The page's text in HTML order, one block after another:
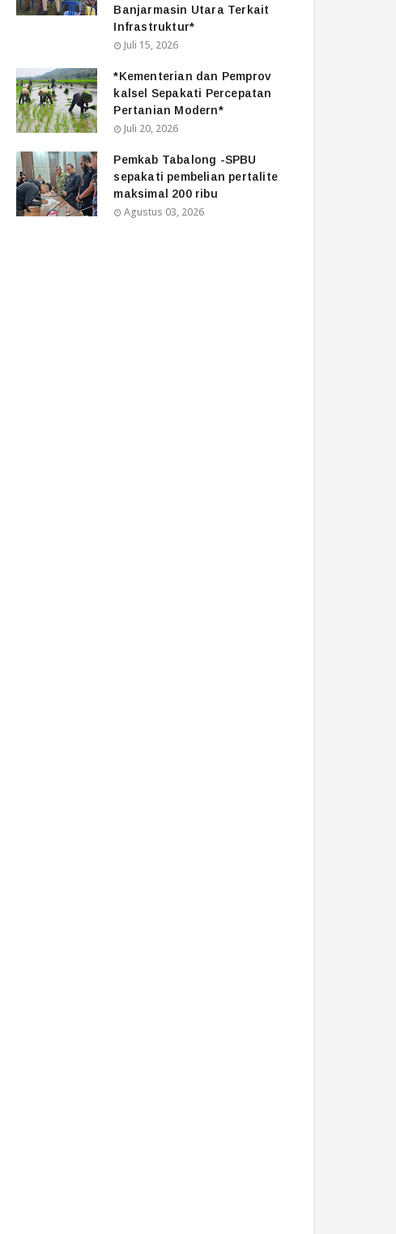
Banjarmasin Utara Terkait
Infrastruktur*
Juli 15, 2026
*Kementerian dan Pemprov
kalsel Sepakati Percepatan
Pertanian Modern*
Juli 20, 2026
Pemkab Tabalong -SPBU
sepakati pembelian pertalite
maksimal 200 ribu
Agustus 03, 2026